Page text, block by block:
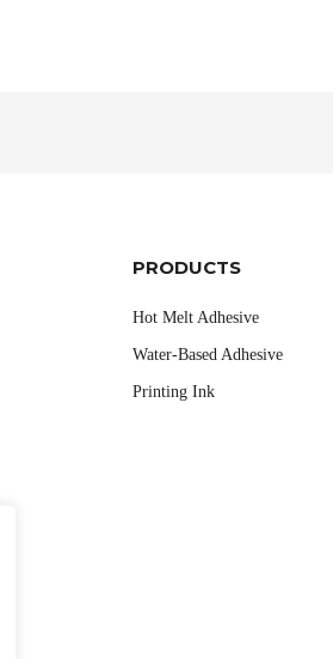
PRODUCTS
Hot Melt Adhesive
Water-Based Adhesive
Printing Ink